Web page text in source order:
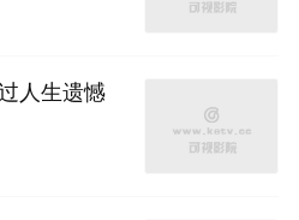
人生遗憾